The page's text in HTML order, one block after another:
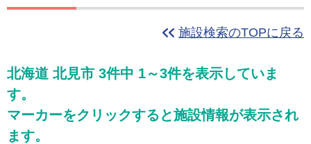
施設検索のTOPに戻る
北海道 北見市 3件中 1～3件を表示していま
す。
マーカーをクリックすると施設情報が表示され
ます。